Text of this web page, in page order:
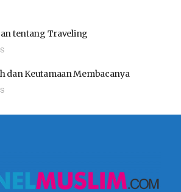
tentang Traveling
dan Keutamaan Membacanya